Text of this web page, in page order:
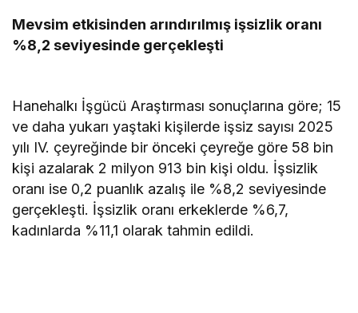
Mevsim etkisinden arındırılmış işsizlik oranı
%8,2 seviyesinde gerçekleşti
Hanehalkı İşgücü Araştırması sonuçlarına göre; 15
ve daha yukarı yaştaki kişilerde işsiz sayısı 2025
yılı IV. çeyreğinde bir önceki çeyreğe göre 58 bin
kişi azalarak 2 milyon 913 bin kişi oldu. İşsizlik
oranı ise 0,2 puanlık azalış ile %8,2 seviyesinde
gerçekleşti. İşsizlik oranı erkeklerde %6,7,
kadınlarda %11,1 olarak tahmin edildi.